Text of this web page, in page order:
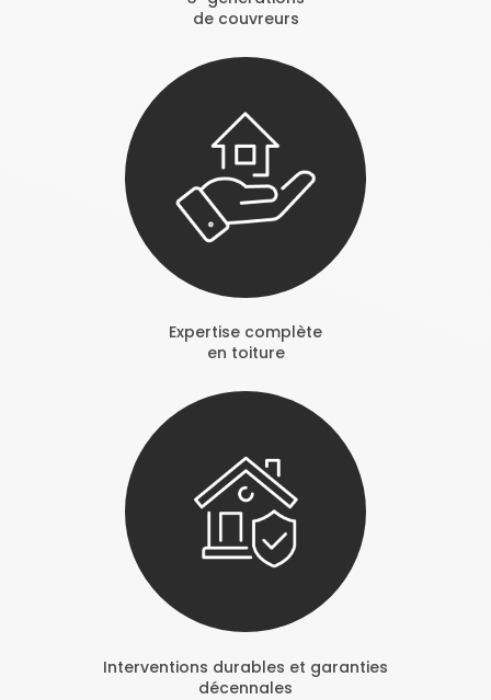
de couvreurs
Expertise complète
en toiture
Interventions durables et garanties
décennales